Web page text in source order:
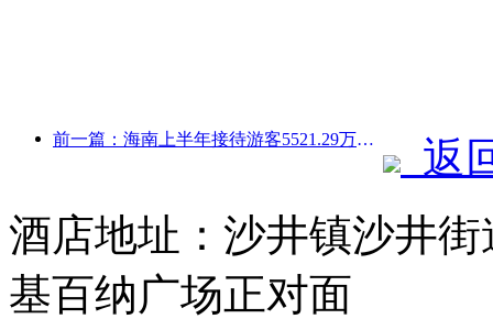
前一篇：海南上半年接待游客5521.29万人次
返
酒店地址：沙井镇沙井
基百纳广场正对面